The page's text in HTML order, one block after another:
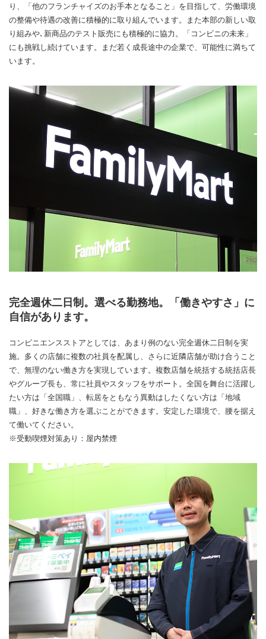
り、「他のフランチャイズのお手本となること」を目指して、労働環境
の整備や待遇の改善に積極的に取り組んでいます。また本部の新しい取
り組みや､新商品のテスト販売にも積極的に協力。「コンビニの未来」
にも挑戦し続けています。まだ若く成長途中の企業で、可能性に満ちて
います。
完全週休二日制。選べる勤務地。「働きやすさ」に
自信があります。
コンビニエンスストアとしては、あまり例のない完全週休二日制を実
施。多くの店舗に複数の社員を配属し、さらに近隣店舗が助け合うこと
で、無理のない働き方を実現しています。複数店舗を統括する統括店長
やグループ長も、常に社員やスタッフをサポート。全国を舞台に活躍し
たい方は「全国職」、転居をともなう異動はしたくない方は「地域
職」、好きな働き方を選ぶことができます。安定した環境で、腰を据え
て働いてください。
※受動喫煙対策あり：屋内禁煙